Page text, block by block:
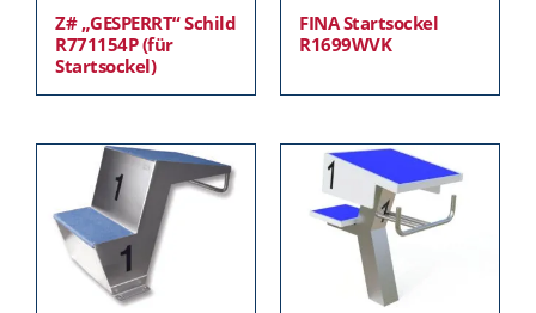
Z# „GESPERRT“ Schild
R771154P (für
Startsockel)
FINA Startsockel
R1699WVK